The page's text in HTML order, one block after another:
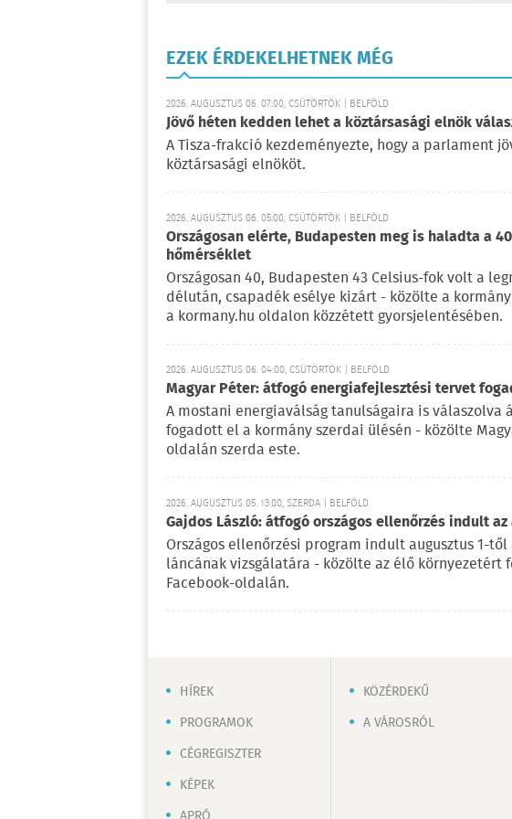
EZEK ÉRDEKELHETNEK MÉG
2026. AUGUSZTUS 06. 07:00, CSÜTÖRTÖK | BELFÖLD
Jövő héten kedden lehet a köztársasági elnök
A Tisza-frakció kezdeményezte, hogy a parlament
köztársasági elnököt.
2026. AUGUSZTUS 06. 05:00, CSÜTÖRTÖK | BELFÖLD
Országosan elérte, Budapesten meg is haladta a
hőmérséklet
Országosan 40, Budapesten 43 Celsius-fok volt a
délután, csapadék esélye kizárt - közölte a
a kormany.hu oldalon közzétett gyorsjelentésében.
2026. AUGUSZTUS 06. 04:00, CSÜTÖRTÖK | BELFÖLD
Magyar Péter: átfogó energiafejlesztési tervet
A mostani energiaválság tanulságaira is
fogadott el a kormány szerdai ülésén - közölte
oldalán szerda este.
2026. AUGUSZTUS 05. 13:00, SZERDA | BELFÖLD
Gajdos László: átfogó országos ellenőrzés indult
Országos ellenőrzési program indult augusztus 1-
láncának vizsgálatára - közölte az élő környezetért
Facebook-oldalán.
HÍREK
PROGRAMOK
CÉGREGISZTER
KÉPEK
KÖZÉRDEKŰ
A VÁROSRÓL